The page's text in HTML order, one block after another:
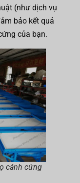
(như dịch vụ
bảo kết quả
của bạn.
cánh cứng